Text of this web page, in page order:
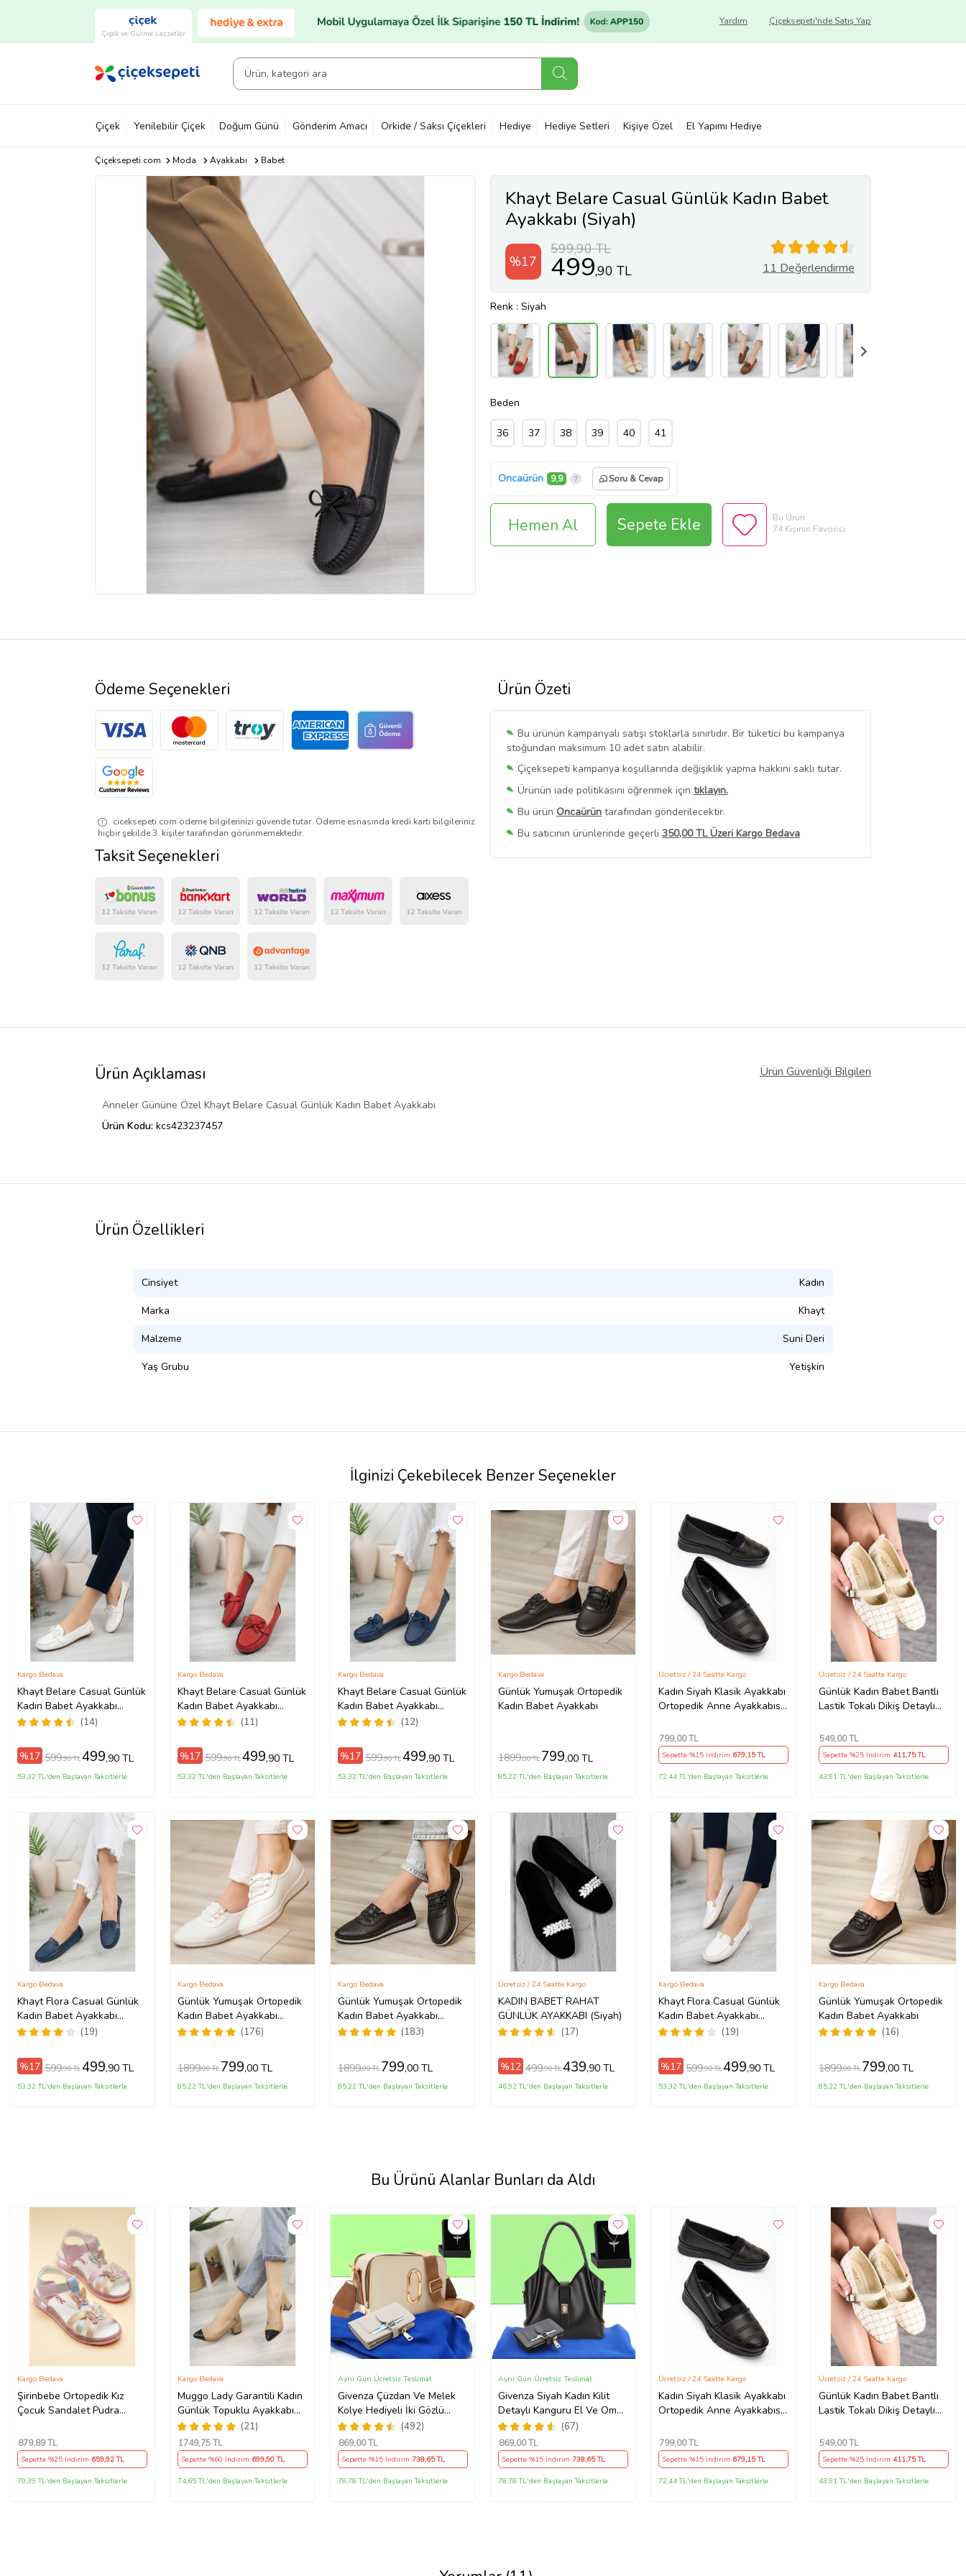
Çiçek ve Gurme Lezzetler
Çiçeksepeti'nde Satış Yap
Yardım
Çiçek Yenilebilir Çiçek Doğum Günü Gönderim Amacı Orkide / Saksı Çiçekleri Hediye Hediye Setleri Kişiye Özel El Yapımı Hediye
Çiçeksepeti.com Moda Ayakkabı Babet
Khayt Belare Casual Günlük Kadın Babet
Ayakkabı (Siyah)
%17
599,90 TL
499,90 TL 11 Değerlendirme
Renk : Siyah
Beden
36 37 38 39 40 41
Oncaürün 9,9 Soru & Cevap
Hemen Al Sepete Ekle
Bu Ürün
74 Kişinin Favorisi
Ürün Özeti
Bu ürünün kampanyalı satışı stoklarla sınırlıdır. Bir tüketici bu kampanya
stoğundan maksimum 10 adet satın alabilir.
Çiçeksepeti kampanya koşullarında değişiklik yapma hakkını saklı tutar.
Ürünün iade politikasını öğrenmek için tıklayın.
Bu ürün Oncaürün tarafından gönderilecektir.
Bu satıcının ürünlerinde geçerli 350,00 TL Üzeri Kargo Bedava
Bu SatıcınınTüm Ürünlerini Görüntüle
Ödeme Seçenekleri
ciceksepeti.com ödeme bilgilerinizi güvende tutar. Ödeme esnasında kredi kartı bilgileriniz
hiçbir şekilde 3. kişiler tarafından görünmemektedir.
Taksit Seçenekleri
Ürün Açıklaması Ürün Güvenliği Bilgileri
Anneler Gününe Özel Khayt Belare Casual Günlük Kadın Babet Ayakkabı
Ürün Kodu: kcs423237457
Ürün Özellikleri
Cinsiyet Kadın
Marka Khayt
Malzeme Suni Deri
Yaş Grubu Yetişkin
İlginizi Çekebilecek Benzer Seçenekler
Khayt Belare Casual Günlük
Kadın Babet Ayakkabı
(Beyaz)
(14)
Kargo Bedava
%17 599,90 TL499,90 TL
53,32 TL'den Başlayan Taksitlerle
Khayt Belare Casual Günlük
Kadın Babet Ayakkabı
(Kırmızı)
(11)
Kargo Bedava
%17 599,90 TL499,90 TL
53,32 TL'den Başlayan Taksitlerle
Khayt Belare Casual Günlük
Kadın Babet Ayakkabı
(Lacivert)
(12)
Kargo Bedava
%17 599,90 TL499,90 TL
53,32 TL'den Başlayan Taksitlerle
Günlük Yumuşak Ortopedik
Kadın Babet Ayakkabı
Kargo Bedava
1899,00 TL 799,00 TL
85,22 TL'den Başlayan Taksitlerle
Kadın Siyah Klasik Ayakkabı
Ortopedik Anne Ayakkabısı
Kadın Günlük Ayakkabı
Ücretsiz / 24 Saatte Kargo
799,00 TL
Sepette %15 İndirim 679,15 TL
72,44 TL'den Başlayan Taksitlerle
Günlük Kadın Babet Bantlı
Lastik Tokalı Dikiş Detaylı
Ayakkabı 781 (Krem)
Ücretsiz / 24 Saatte Kargo
549,00 TL
Sepette %25 İndirim 411,75 TL
43,91 TL'den Başlayan Taksitlerle
Khayt Flora Casual Günlük
Kadın Babet Ayakkabı
(Lacivert)
(19)
Kargo Bedava
%17 599,90 TL499,90 TL
53,32 TL'den Başlayan Taksitlerle
Günlük Yumuşak Ortopedik
Kadın Babet Ayakkabı
(Beyaz)
(176)
Kargo Bedava
1899,00 TL 799,00 TL
85,22 TL'den Başlayan Taksitlerle
Günlük Yumuşak Ortopedik
Kadın Babet Ayakkabı
(Siyah)
(183)
Kargo Bedava
1899,00 TL 799,00 TL
85,22 TL'den Başlayan Taksitlerle
KADIN BABET RAHAT
GÜNLÜK AYAKKABI (Siyah)
(17)
Ücretsiz / 24 Saatte Kargo
%12 499,90 TL439,90 TL
46,92 TL'den Başlayan Taksitlerle
Khayt Flora Casual Günlük
Kadın Babet Ayakkabı
(Beyaz)
(19)
Kargo Bedava
%17 599,90 TL499,90 TL
53,32 TL'den Başlayan Taksitlerle
Günlük Yumuşak Ortopedik
Kadın Babet Ayakkabı
(16)
Kargo Bedava
1899,00 TL 799,00 TL
85,22 TL'den Başlayan Taksitlerle
Bu Ürünü Alanlar Bunları da Aldı
Şirinbebe Ortopedik Kız
Çocuk Sandalet Pudra
Kargo Bedava
879,89 TL
Sepette %25 İndirim 659,92 TL
70,39 TL'den Başlayan Taksitlerle
Muggo Lady Garantili Kadın
Günlük Topuklu Ayakkabı
(Nude)
(21)
Kargo Bedava
1749,75 TL
Sepette %60 İndirim 699,90 TL
74,65 TL'den Başlayan Taksitlerle
Givenza Çüzdan Ve Melek
Kolye Hediyeli İki Gözlü
Cepli El Omuz Çanta (Krem)
(492)
Aynı Gün Ücretsiz Teslimat
869,00 TL
Sepette %15 İndirim 738,65 TL
78,78 TL'den Başlayan Taksitlerle
Givenza Siyah Kadın Kilit
Detaylı Kanguru El Ve Omuz
Çantası Yavru Çantalı
Cüzdan Ve Kolye Hediyeli
(67)
Aynı Gün Ücretsiz Teslimat
869,00 TL
Sepette %15 İndirim 738,65 TL
78,78 TL'den Başlayan Taksitlerle
Kadın Siyah Klasik Ayakkabı
Ortopedik Anne Ayakkabısı
Kadın Günlük Ayakkabı
Ücretsiz / 24 Saatte Kargo
799,00 TL
Sepette %15 İndirim 679,15 TL
72,44 TL'den Başlayan Taksitlerle
Günlük Kadın Babet Bantlı
Lastik Tokalı Dikiş Detaylı
Ayakkabı 781 (Krem)
Ücretsiz / 24 Saatte Kargo
549,00 TL
Sepette %25 İndirim 411,75 TL
43,91 TL'den Başlayan Taksitlerle